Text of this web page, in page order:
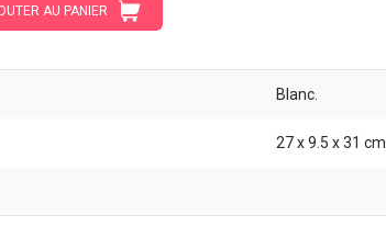
AU PANIER
Blanc.
27 x 9.5 x 31 cm.